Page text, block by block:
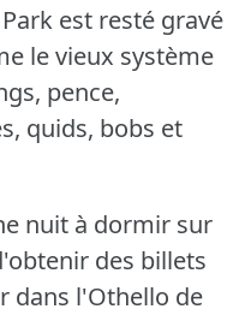
est resté gravé
le vieux système
pence,
quids, bobs et
nuit à dormir sur
des billets
dans l'Othello de